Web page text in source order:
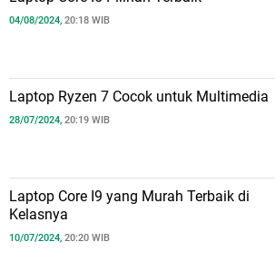
04/08/2024, 20:18 WIB
Laptop Ryzen 7 Cocok untuk Multimedia
28/07/2024, 20:19 WIB
Laptop Core I9 yang Murah Terbaik di
Kelasnya
10/07/2024, 20:20 WIB